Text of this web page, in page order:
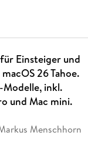
Einsteiger und
26 Tahoe.
inkl.
und Mac mini.
Menschhorn